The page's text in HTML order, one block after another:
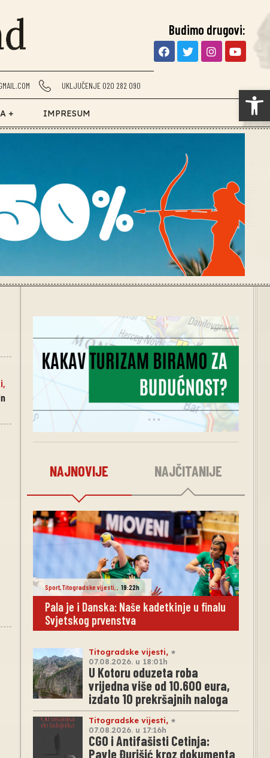
UKLJUČENJE 020 282 090
Budimo drugovi:
+ IMPRESUM
,
NAJNOVIJE NAJČITANIJE
Sport,Titogradske vijesti,, 19:22h
Pala je i Danska: Naše kadetkinje u finalu
Svjetskog prvenstva
Titogradske vijesti,
07.08.2026. u 18:01h
U Kotoru oduzeta roba
vrijedna više od 10.600 eura,
izdato 10 prekršajnih naloga
Titogradske vijesti,
07.08.2026. u 17:16h
CGO i Antifašisti Cetinja:
Pavle Đurišić kroz dokumenta